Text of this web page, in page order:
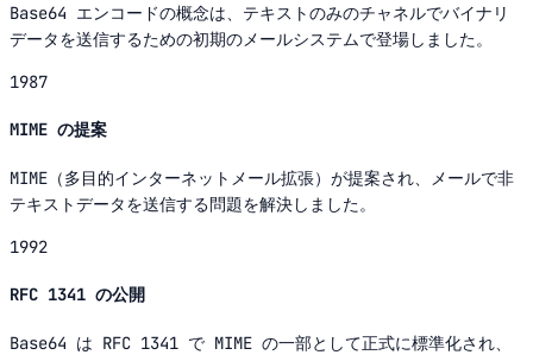
Base64 エンコードの概念は、テキストのみのチャネルでバイナリ
データを送信するための初期のメールシステムで登場しました。
1987
MIME の提案
MIME（多目的インターネットメール拡張）が提案され、メールで非
テキストデータを送信する問題を解決しました。
1992
RFC 1341 の公開
Base64 は RFC 1341 で MIME の一部として正式に標準化され、